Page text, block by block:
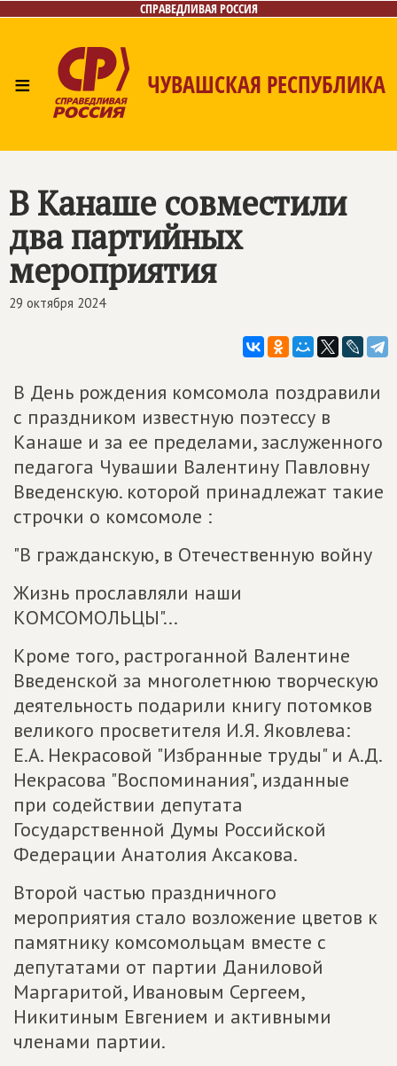
СПРАВЕДЛИВАЯ РОССИЯ
≡ ЧУВАШСКАЯ РЕСПУБЛИКА
В Канаше совместили
два партийных
мероприятия
29 октября 2024
В День рождения комсомола поздравили
с праздником известную поэтессу в
Канаше и за ее пределами, заслуженного
педагога Чувашии Валентину Павловну
Введенскую. которой принадлежат такие
строчки о комсомоле :
"В гражданскую, в Отечественную войну
Жизнь прославляли наши
КОМСОМОЛЬЦЫ"...
Кроме того, растроганной Валентине
Введенской за многолетнюю творческую
деятельность подарили книгу потомков
великого просветителя И.Я. Яковлева:
Е.А. Некрасовой "Избранные труды" и А.Д.
Некрасова "Воспоминания", изданные
при содействии депутата
Государственной Думы Российской
Федерации Анатолия Аксакова.
Второй частью праздничного
мероприятия стало возложение цветов к
памятнику комсомольцам вместе с
депутатами от партии Даниловой
Маргаритой, Ивановым Сергеем,
Никитиным Евгением и активными
членами партии.